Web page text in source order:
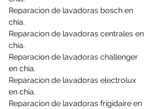
Reparacion de lavadoras bosch en
chia.
Reparacion de lavadoras centrales en
chia.
Reparacion de lavadoras challenger
en chia.
Reparacion de lavadoras electrolux
en chia.
Reparacion de lavadoras frigidaire en